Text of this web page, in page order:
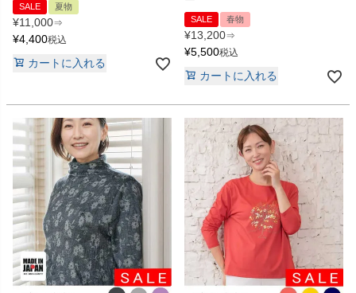
SALE 夏物
¥11,000⇒
¥4,400税込
カートに入れる
SALE 春物
¥13,200⇒
¥5,500税込
カートに入れる